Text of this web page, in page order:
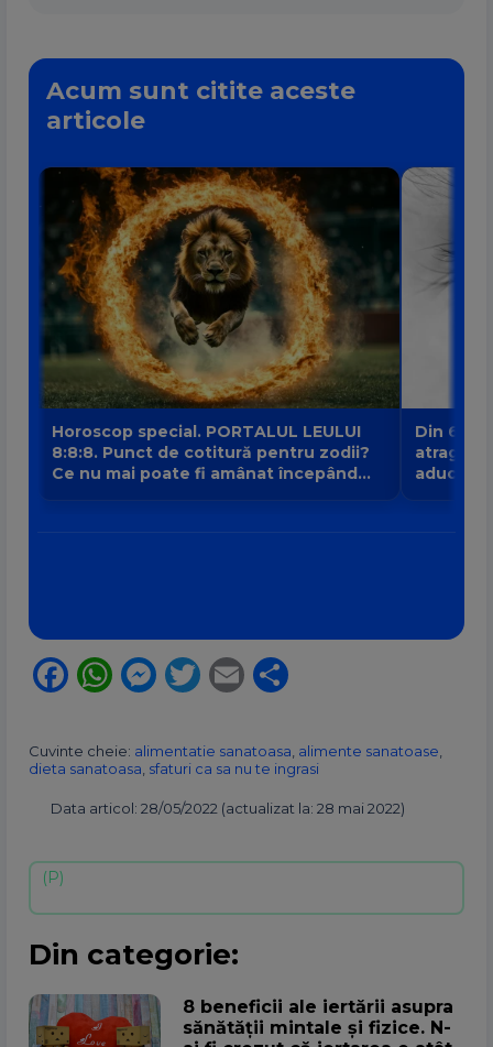
Acum sunt citite aceste
articole
Horoscop special. PORTALUL LEULUI
8:8:8. Punct de cotitură pentru zodii?
Ce nu mai poate fi amânat începând
Din 6
atrage
aduce
Facebook
WhatsApp
Messenger
Twitter
Email
Cuvinte cheie: alimentatie sanatoasa alimente sanatoase
dieta sanatoasa sfaturi ca sa nu te ingrasi
Data articol: 28/05/2022 (actualizat la: 28 mai 2022)
Din categorie:
8 beneficii ale iertării asupra
sănătății mintale și fizice. N-